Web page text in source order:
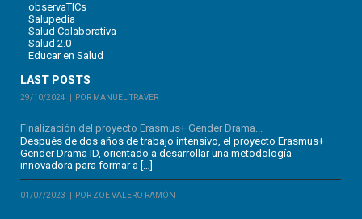
observaTICs
Salupedia
Salud Colaborativa
Salud 2.0
Educar en Salud
LAST POSTS
29/10/2024 POR MANUEL TRAVER
Finalización del proyecto Erasmus+ Gender Drama...
Después de dos años de trabajo intensivo, el proyecto Erasmus+
Gender Drama ID, orientado a desarrollar una metodología
innovadora para formar a […]
01/07/2023 POR ZOE VALERO RAMÓN